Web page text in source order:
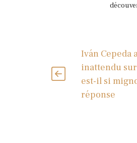
Iván Cepeda
inattendu sur
est-il si
réponse